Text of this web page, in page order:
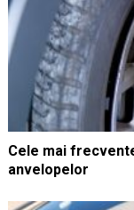
Cele mai
anvelopelor